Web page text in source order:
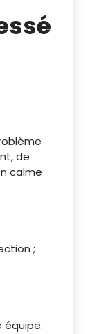
de
calme
;
équipe.